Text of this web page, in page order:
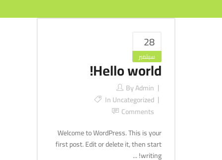
28
سبتمبر
Hello world!
ByAdmin
InUncategorized
Comments
Welcome to WordPress. This is your
first post. Edit or delete it, then start
writing! ...